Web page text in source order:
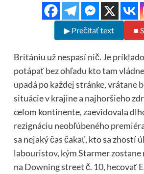
▶ Prečítať text ■
Britániu už nespasí nič. Je
potápať bez ohľadu kto tam
upadá po každej stránke, vrátane
situácie v krajine a najhoršieho
celom kontinente, zaevidovala
rezignáciu neobľúbeného
sa nejaký čas čakať, kto sa zhostí
labouristov, kým Starmer zostane
na Downing street č. 10, hecovať